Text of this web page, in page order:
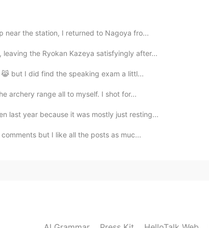
ポールにもあるんですねー
near the station, I returned to Nagoya fro...
the Ryokan Kazeya satisfyingly after...
but I did find the speaking exam a littl...
archery range all to myself. I shot for...
last year because it was mostly just resting...
but I like all the posts as muc...